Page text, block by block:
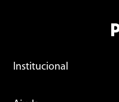
Escreva uma avaliação
Institucional